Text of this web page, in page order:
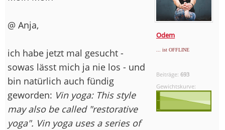
Odem
... ist OFFLINE
Beiträge:693
Gewichtskurve:
@ Anja,
ich habe jetzt mal gesucht -
sowas lässt mich ja nie los - und
bin natürlich auch fündig
geworden: Vin yoga: This style
may also be called "restorative
yoga". Vin yoga uses a series of